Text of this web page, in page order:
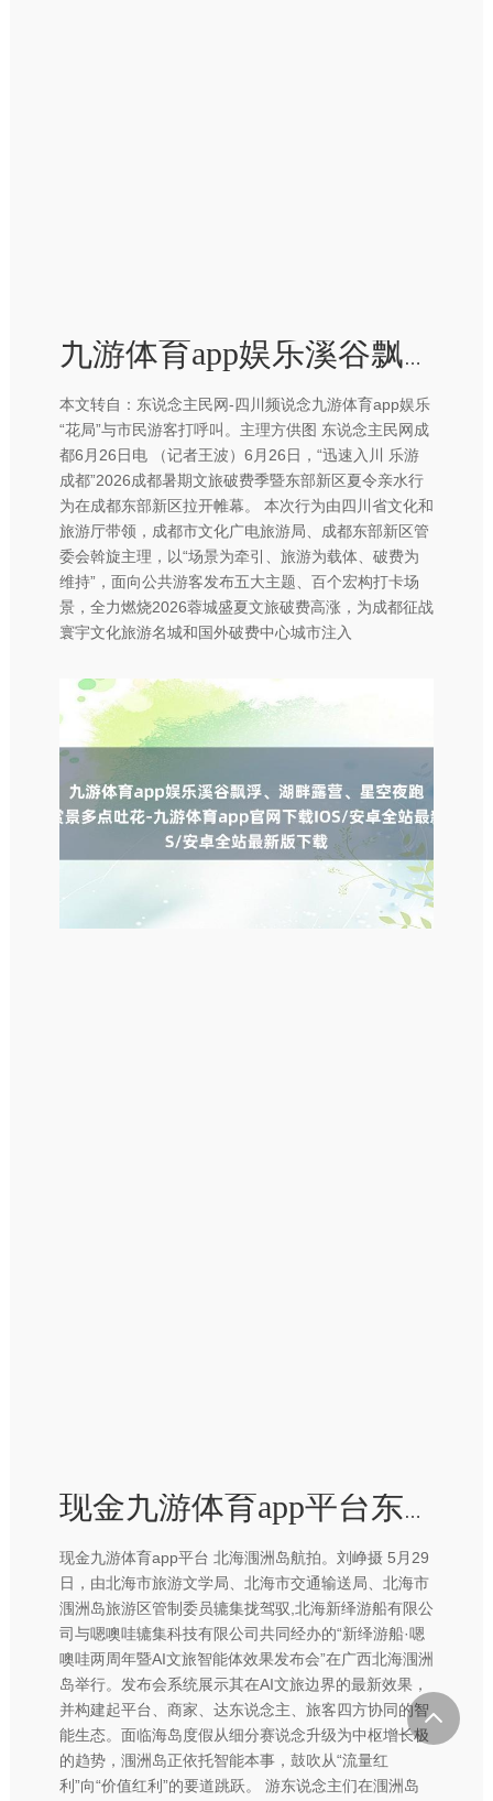
九游体育app娱乐溪谷飘浮、湖畔露营、星空夜跑、荷塘赏景多点吐花-九游体育app官网下载IOS/安卓全站最新版下载
本文转自：东说念主民网-四川频说念九游体育app娱乐
“花局”与市民游客打呼叫。主理方供图 东说念主民网成
都6月26日电 （记者王波）6月26日，“迅速入川 乐游
成都”2026成都暑期文旅破费季暨东部新区夏令亲水行
为在成都东部新区拉开帷幕。 本次行为由四川省文化和
旅游厅带领，成都市文化广电旅游局、成都东部新区管
委会斡旋主理，以“场景为牵引、旅游为载体、破费为
维持”，面向公共游客发布五大主题、百个宏构打卡场
景，全力燃烧2026蓉城盛夏文旅破费高涨，为成都征战
寰宇文化旅游名城和国外破费中心城市注入
现金九游体育app平台东说念主均滥用冲破2000元-九游体育app官网下载IOS/安卓全站最新版下载
现金九游体育app平台 北海涠洲岛航拍。刘峥摄 5月29
日，由北海市旅游文学局、北海市交通输送局、北海市
涠洲岛旅游区管制委员辘集拢驾驭,北海新绎游船有限公
司与嗯噢哇辘集科技有限公司共同经办的“新绎游船·嗯
噢哇两周年暨AI文旅智能体效果发布会”在广西北海涠洲
岛举行。发布会系统展示其在AI文旅边界的最新效果，
并构建起平台、商家、达东说念主、旅客四方协同的智
能生态。面临海岛度假从细分赛说念升级为中枢增长极
的趋势，涠洲岛正依托智能本事，鼓吹从“流量红
利”向“价值红利”的要道跳跃。 游东说念主们在涠洲岛